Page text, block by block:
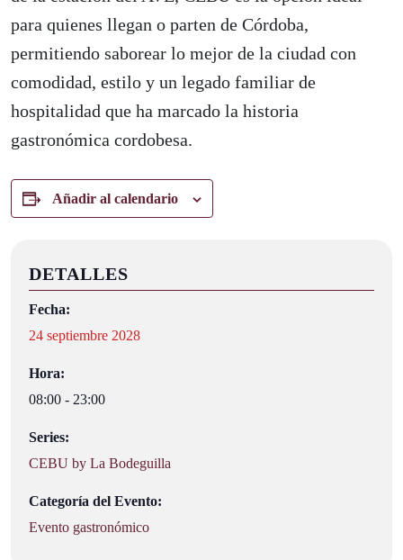
para quienes llegan o parten de Córdoba,
permitiendo saborear lo mejor de la ciudad con
comodidad, estilo y un legado familiar de
hospitalidad que ha marcado la historia
gastronómica cordobesa.
Añadir al calendario
DETALLES
Fecha:
24 septiembre 2028
Hora:
08:00 - 23:00
Series:
CEBU by La Bodeguilla
Categoría del Evento:
Evento gastronómico